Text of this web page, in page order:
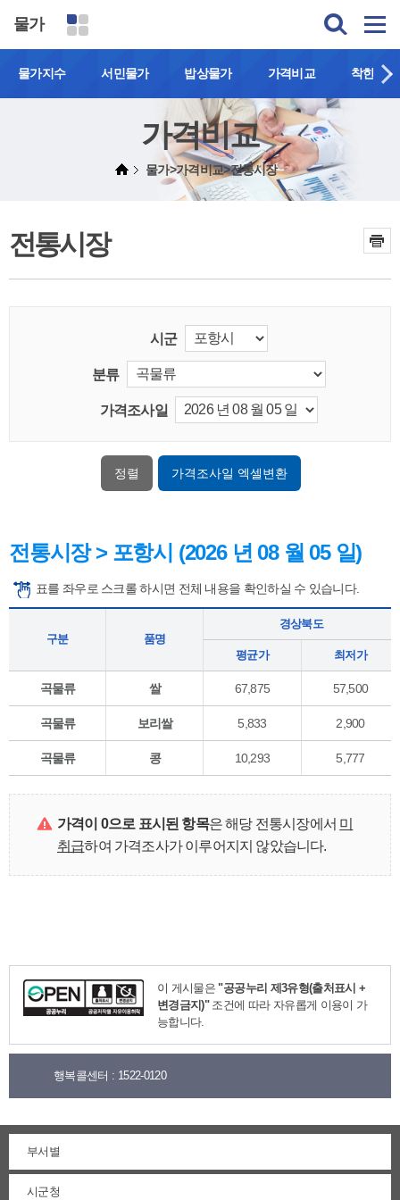
물가
물가지수 서민물가 밥상물가 가격비교 착한가
가격비교
물가>가격비교>전통시장
전통시장
시군
분류
가격조사일
가격조사일 엑셀변환
전통시장 > 포항시 (2026 년 08 월 05 일)
표를 좌우로 스크롤 하시면 전체 내용을 확인하실 수 있습니다.
구분 품명
경상북도
평균가 최저가
곡물류 쌀 67,875 57,500
곡물류 보리쌀 5,833 2,900
곡물류 콩 10,293 5,777
가격이 0으로 표시된 항목은 해당 전통시장에서 미
취급하여 가격조사가 이루어지지 않았습니다.
이 게시물은 "공공누리 제3유형(출처표시 +
변경금지)"조건에 따라 자유롭게 이용이 가
능합니다.
행복콜센터 : 1522-0120
부서별
시군청